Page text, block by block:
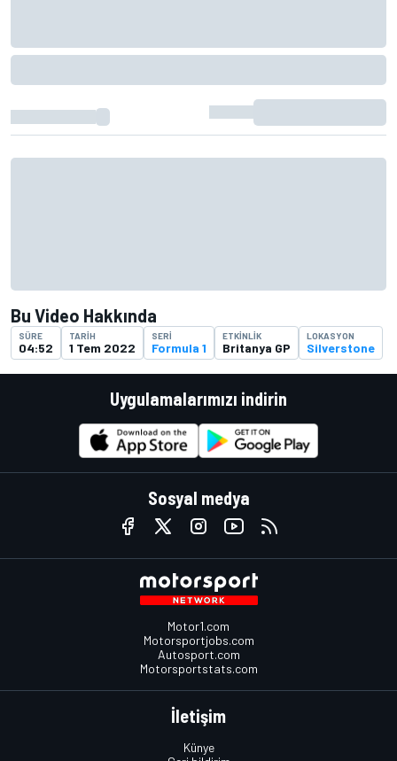
Bu Video Hakkında
SÜRE
04:52
TARIH
1 Tem 2022
SERI
Formula 1
ETKINLIK
Britanya GP
LOKASYON
Silverstone
Uygulamalarımızı indirin
Sosyal medya
Motor1.com
Motorsportjobs.com
Autosport.com
Motorsportstats.com
İletişim
Künye